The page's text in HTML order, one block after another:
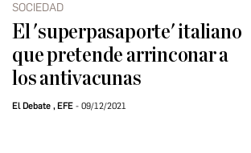
SOCIEDAD
El 'superpasaporte' italiano
que pretende arrinconar a
los antivacunas
El Debate , EFE 09/12/2021